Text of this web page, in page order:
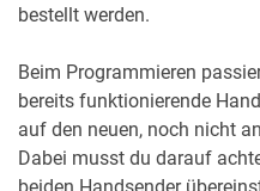
bestellt werden.
Beim Programmieren
bereits funktionierende
auf den neuen, noch nicht
Dabei musst du darauf